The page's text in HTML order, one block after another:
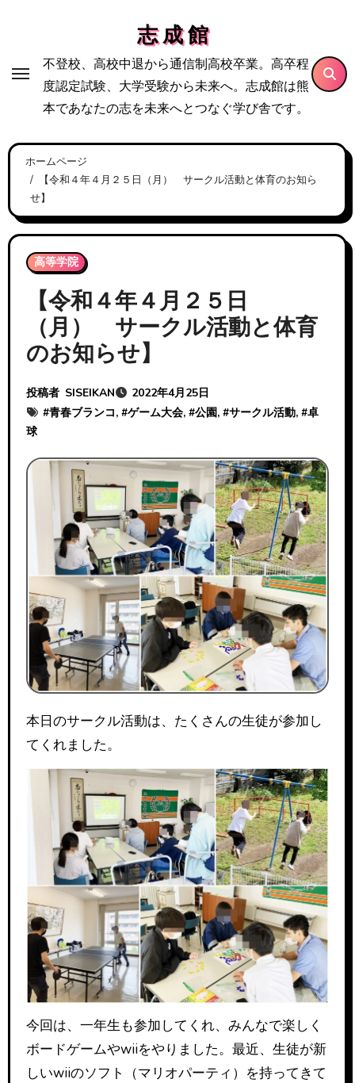
プ
志 成 館
不登校、高校中退から通信制高校卒業。高卒程
度認定試験、大学受験から未来へ。志成館は熊
本であなたの志を未来へとつなぐ学び舎です。
ホームページ
【令和４年４月２５日（月） サークル活動と体育のお知ら
せ】
高等学院
【令和４年４月２５日
（月） サークル活動と体育
のお知らせ】
投稿者 SISEIKAN
2022年4月25日
#青春ブランコ, #ゲーム大会, #公園, #サークル活動, #卓
球
本日のサークル活動は、たくさんの生徒が参加し
てくれました。
今回は、一年生も参加してくれ、みんなで楽しく
ボードゲームやwiiをやりました。最近、生徒が新
しいwiiのソフト（マリオパーティ）を持ってきて